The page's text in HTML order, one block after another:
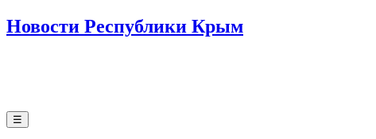
Новости Республики Крым
☰